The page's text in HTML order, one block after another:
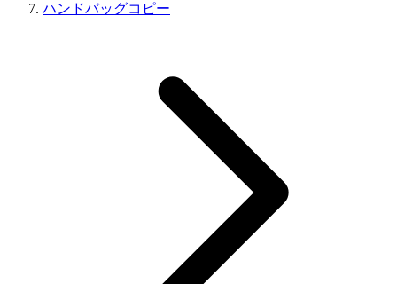
ハンドバッグコピー